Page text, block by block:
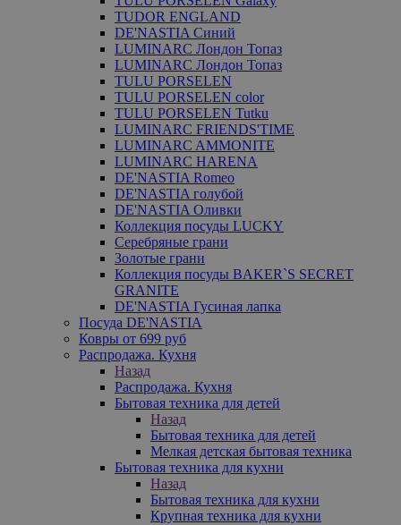
TUDOR ENGLAND
DE'NASTIA Синий
LUMINARC Лондон Топаз
LUMINARC Лондон Топаз
TULU PORSELEN
TULU PORSELEN color
TULU PORSELEN Tutku
LUMINARC FRIENDS'TIME
LUMINARC AMMONITE
LUMINARC HARENA
DE'NASTIA Romeo
DE'NASTIA голубой
DE'NASTIA Оливки
Коллекция посуды LUCKY
Серебряные грани
Золотые грани
Коллекция посуды BAKER`S SECRET
GRANITE
DE'NASTIA Гусиная лапка
Посуда DE'NASTIA
Ковры от 699 руб
Распродажа. Кухня
Назад
Распродажа. Кухня
Бытовая техника для детей
Назад
Бытовая техника для детей
Мелкая детская бытовая техника
Бытовая техника для кухни
Назад
Бытовая техника для кухни
Крупная техника для кухни